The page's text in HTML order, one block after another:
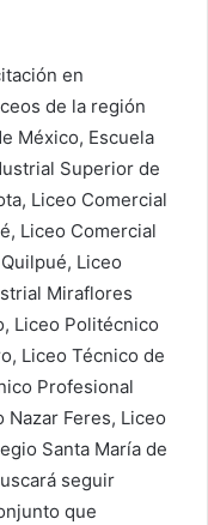
en
de la región
México, Escuela
Superior de
Liceo Comercial
Liceo Comercial
Liceo
Miraflores
Liceo Politécnico
Liceo Técnico de
Profesional
Feres, Liceo
Santa María de
seguir
que